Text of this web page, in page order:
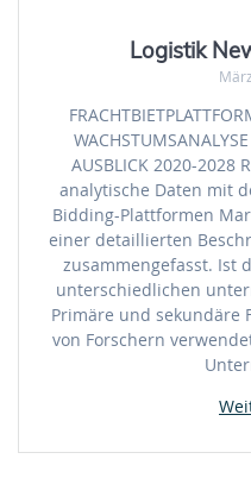
Logistik
AUSBLICK 2020-
analytische Daten mit
Bidding-Plattformen
einer detaillierten
zusammengefasst. Ist
unterschiedlichen
Primäre und sekundäre
von Forschern